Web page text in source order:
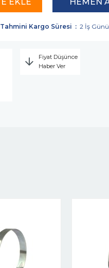
Tahmini Kargo Süresi : 2 İş Günü
Fiyat Düşünce
Haber Ver